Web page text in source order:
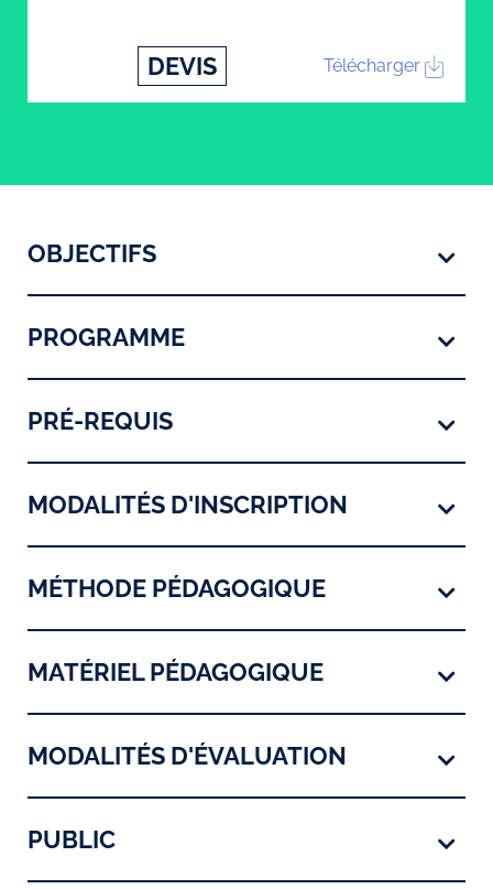
DEVIS Télécharger
OBJECTIFS
PROGRAMME
PRÉ-REQUIS
MODALITÉS D'INSCRIPTION
MÉTHODE PÉDAGOGIQUE
MATÉRIEL PÉDAGOGIQUE
MODALITÉS D'ÉVALUATION
PUBLIC